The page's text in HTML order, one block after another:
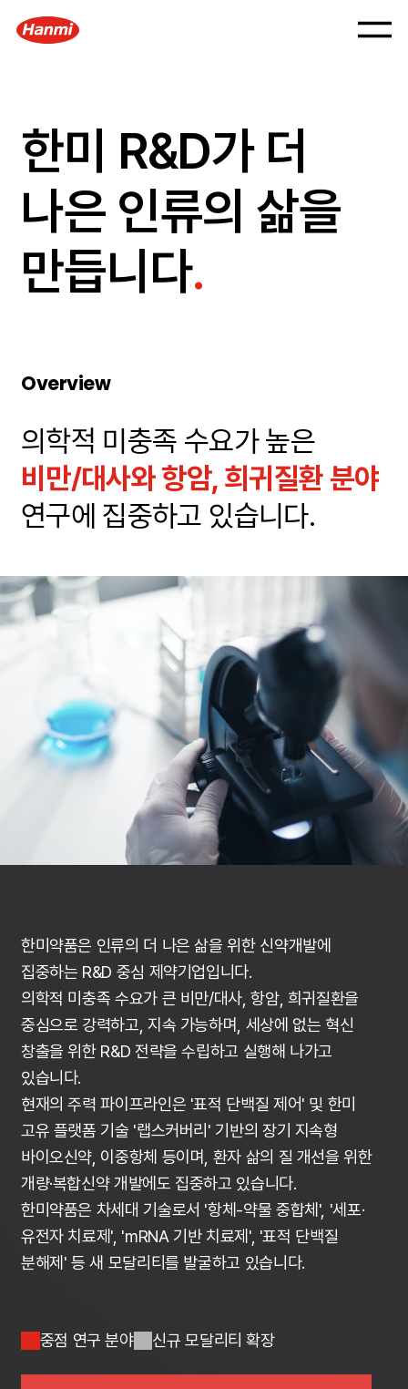
한미 R&D가 더
나은 인류의 삶을
만듭니다.
Overview
의학적 미충족 수요가 높은
비만/대사와 항암, 희귀질환 분야
연구에 집중하고 있습니다.
한미약품은 인류의 더 나은 삶을 위한 신약개발에
집중하는 R&D 중심 제약기업입니다.
의학적 미충족 수요가 큰 비만/대사, 항암, 희귀질환을
중심으로 강력하고, 지속 가능하며, 세상에 없는 혁신
창출을 위한 R&D 전략을 수립하고 실행해 나가고
있습니다.
현재의 주력 파이프라인은 '표적 단백질 제어' 및 한미
고유 플랫폼 기술 '랩스커버리' 기반의 장기 지속형
바이오신약, 이중항체 등이며, 환자 삶의 질 개선을 위한
개량·복합신약 개발에도 집중하고 있습니다.
한미약품은 차세대 기술로서 '항체-약물 중합체', '세포·
유전자 치료제', 'mRNA 기반 치료제', '표적 단백질
분해제' 등 새 모달리티를 발굴하고 있습니다.
중점 연구 분야 신규 모달리티 확장